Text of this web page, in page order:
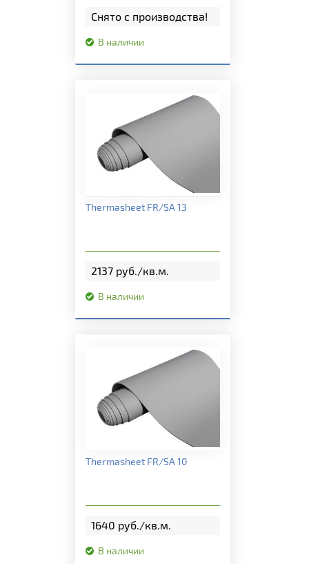
Снято с производства!
В наличии
Подробная информация
Thermasheet FR/SA 13
2137 руб./кв.м.
В наличии
Подробная информация
Thermasheet FR/SA 10
1640 руб./кв.м.
В наличии